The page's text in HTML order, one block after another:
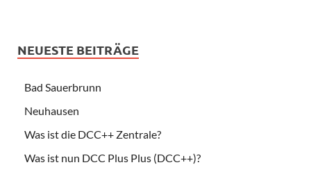
NEUESTE BEITRÄGE
Bad Sauerbrunn
Neuhausen
Was ist die DCC++ Zentrale?
Was ist nun DCC Plus Plus (DCC++)?